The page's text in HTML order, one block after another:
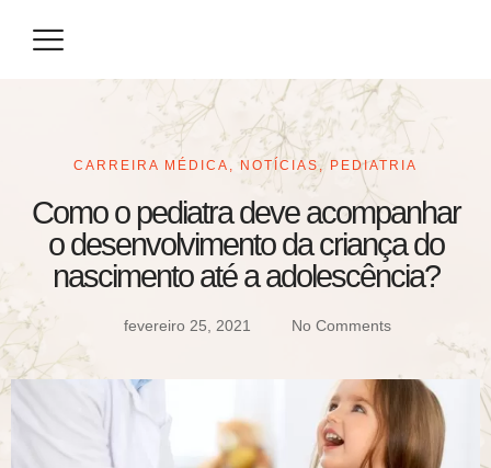
CARREIRA MÉDICA ,NOTÍCIAS , PEDIATRIA
Como o pediatra deve acompanhar
o desenvolvimento da criança do
nascimento até a adolescência?
fevereiro 25, 2021 No Comments